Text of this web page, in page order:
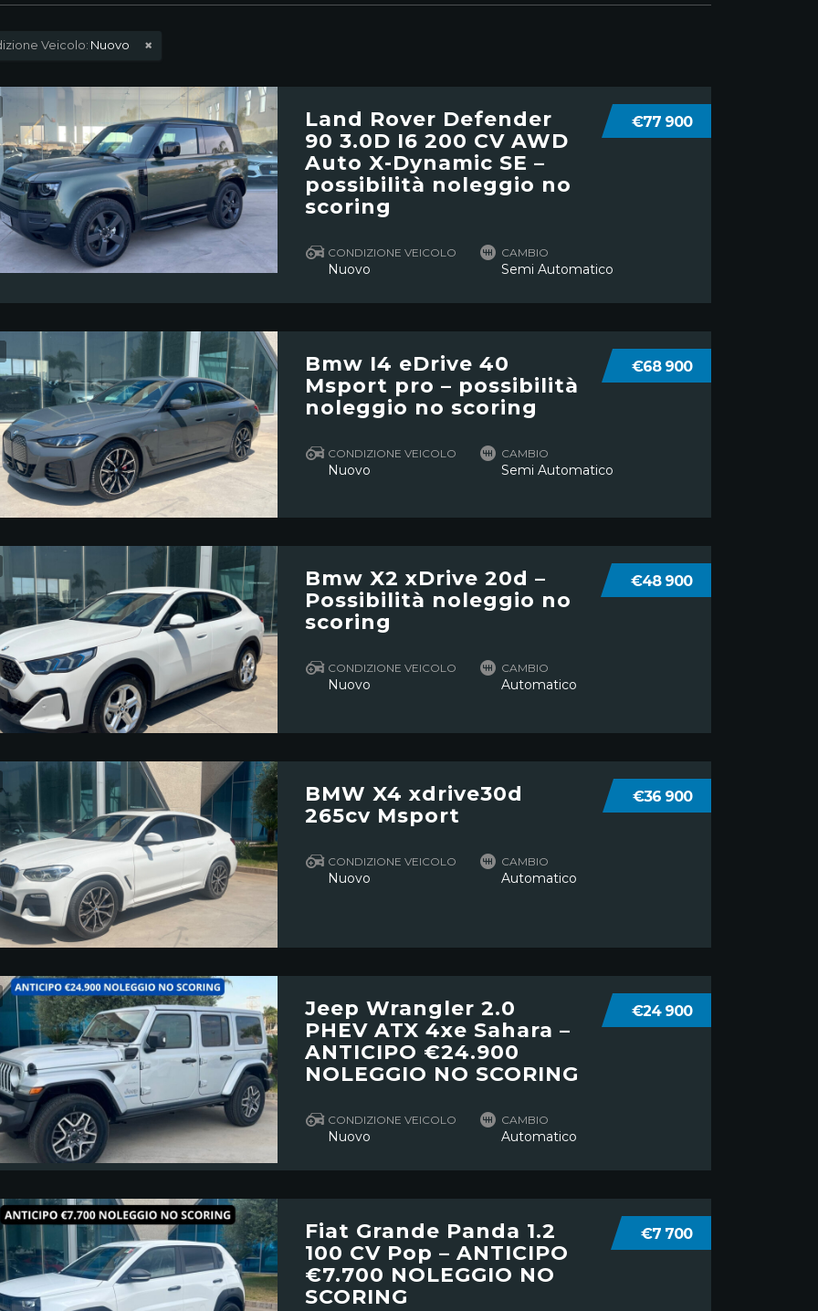
Veicolo: Nuovo
€77 900
Land Rover Defender
90 3.0D I6 200 CV AWD
Auto X-Dynamic SE –
possibilità noleggio no
scoring
CONDIZIONE VEICOLO
Nuovo
CAMBIO
Semi Automatico
€68 900
Bmw I4 eDrive 40
Msport pro – possibilità
noleggio no scoring
CONDIZIONE VEICOLO
Nuovo
CAMBIO
Semi Automatico
€48 900
Bmw X2 xDrive 20d –
Possibilità noleggio no
scoring
CONDIZIONE VEICOLO
Nuovo
CAMBIO
Automatico
€36 900
BMW X4 xdrive30d
265cv Msport
CONDIZIONE VEICOLO
Nuovo
CAMBIO
Automatico
€24 900
Jeep Wrangler 2.0
PHEV ATX 4xe Sahara –
ANTICIPO €24.900
NOLEGGIO NO SCORING
CONDIZIONE VEICOLO
Nuovo
CAMBIO
Automatico
€7 700
Fiat Grande Panda 1.2
100 CV Pop – ANTICIPO
€7.700 NOLEGGIO NO
SCORING